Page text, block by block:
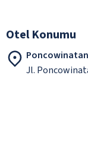
Otel Konumu
Jl.